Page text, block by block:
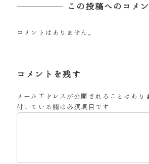
この投稿へのコメ
コメントはありません。
コメントを残す
メールアドレスが公開されることはあり
付いている欄は必須項目です